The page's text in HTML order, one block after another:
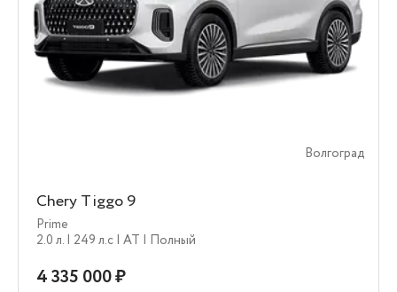
Волгоград
Chery Tiggo 9
Prime
2.0 л. | 249 л.c | AT | Полный
4 335 000 ₽